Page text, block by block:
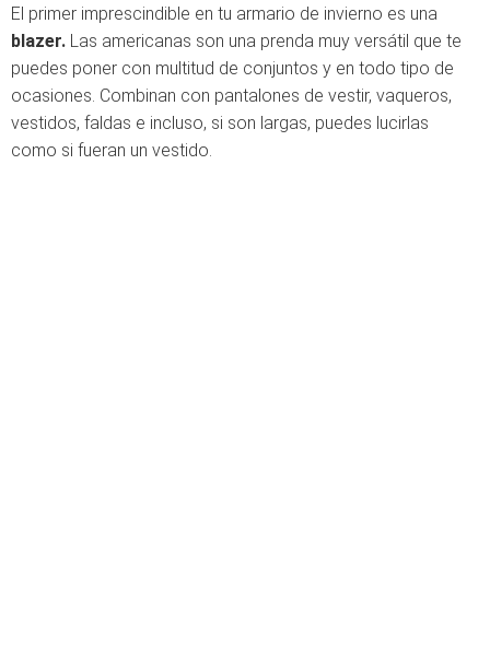
El primer imprescindible en tu armario de invierno es una
blazer. Las americanas son una prenda muy versátil que te
puedes poner con multitud de conjuntos y en todo tipo de
ocasiones. Combinan con pantalones de vestir, vaqueros,
vestidos, faldas e incluso, si son largas, puedes lucirlas
como si fueran un vestido.